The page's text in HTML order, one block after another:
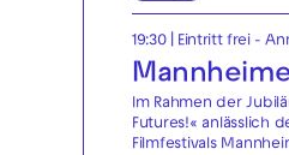
19:30| Eintritt frei -
Im Rahmen der
Futures!« anlässlich
Filmfestivals